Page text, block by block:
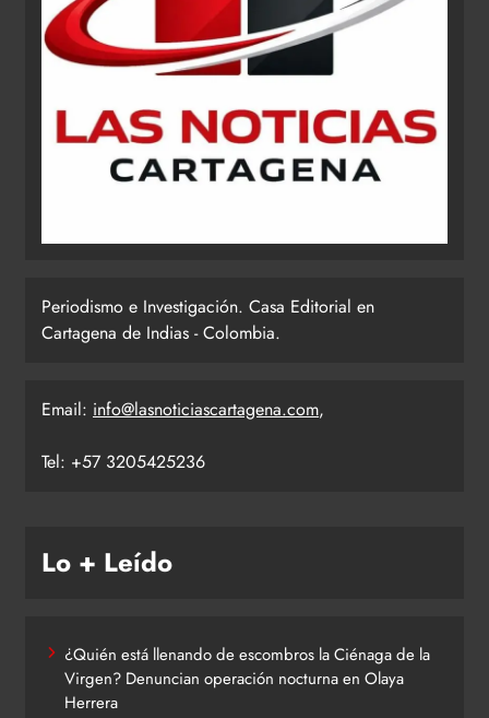
Periodismo e Investigación. Casa Editorial en
Cartagena de Indias - Colombia.
Email: info@lasnoticiascartagena.com,
Tel: +57 3205425236
Lo + Leído
¿Quién está llenando de escombros la Ciénaga de la
Virgen? Denuncian operación nocturna en Olaya
Herrera